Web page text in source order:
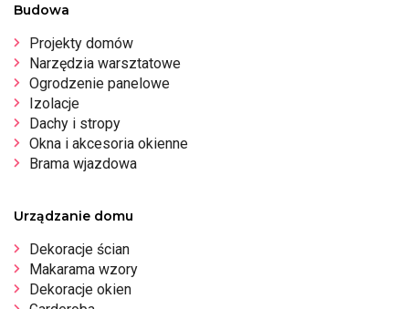
Budowa
Projekty domów
Narzędzia warsztatowe
Ogrodzenie panelowe
Izolacje
Dachy i stropy
Okna i akcesoria okienne
Brama wjazdowa
Urządzanie domu
Dekoracje ścian
Makarama wzory
Dekoracje okien